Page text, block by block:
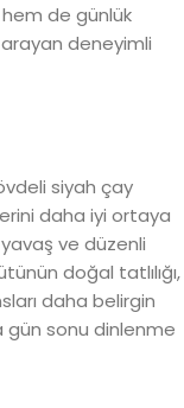
de günlük
deneyimli
siyah çay
daha iyi ortaya
yavaş ve düzenli
doğal tatlılığı,
daha belirgin
gün sonu dinlenme